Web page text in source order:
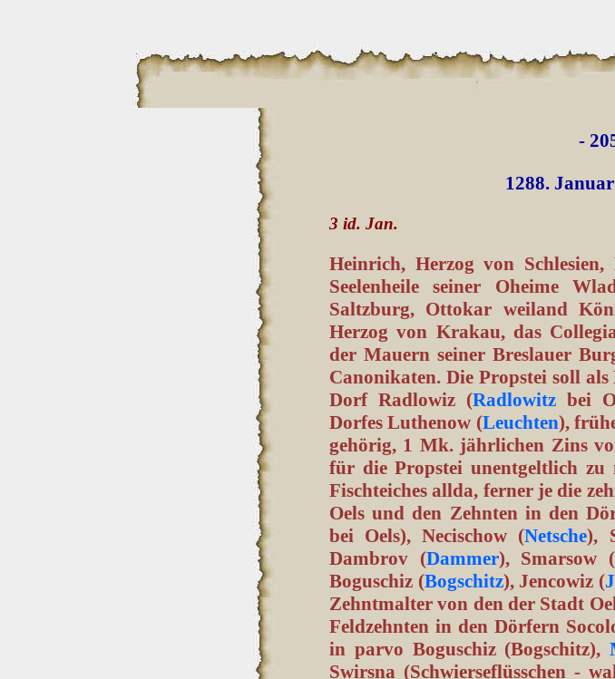
-
1288.
3 id. Jan.
Heinrich, Herzog von
Seelenheile seiner Oheime
Saltzburg, Ottokar weiland
Herzog von Krakau, das
der Mauern seiner Breslauer
Canonikaten. Die Propstei soll
Dorf Radlowiz (Radlowitzbei
Dorfes Luthenow (Leuchten),
gehörig, 1 Mk. jährlichen Zins
für die Propstei unentgeltlich
Fischteiches allda, ferner je die
Oels und den Zehnten in den
bei Oels), Necischow (Netsche),
Dambrov (Dammer), Smarsow (
Boguschiz (Bogschitz), Jencowiz (
Zehntmalter von den der Stadt
Feldzehnten in den Dörfern
in parvo Boguschiz (Bogschitz),
Swirsna (Schwierseflüsschen -